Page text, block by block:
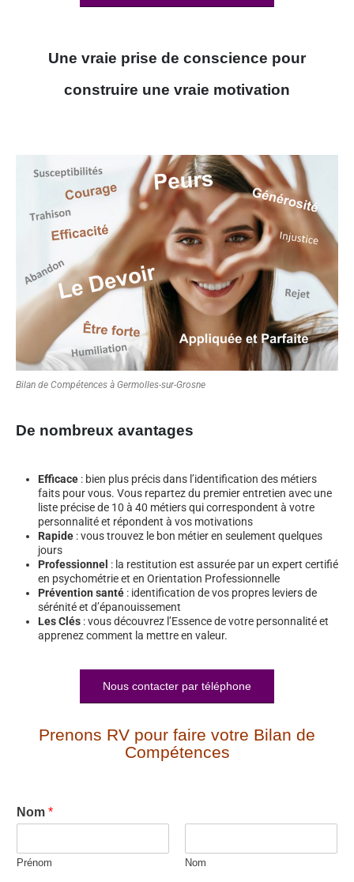
Une vraie prise de conscience pour
construire une vraie motivation
Bilan de Compétences à Germolles-sur-Grosne
De nombreux avantages
Efficace : bien plus précis dans l’identification des métiers
faits pour vous. Vous repartez du premier entretien avec une
liste précise de 10 à 40 métiers qui correspondent à votre
personnalité et répondent à vos motivations
Rapide : vous trouvez le bon métier en seulement quelques
jours
Professionnel : la restitution est assurée par un expert certifié
en psychométrie et en Orientation Professionnelle
Prévention santé : identification de vos propres leviers de
sérénité et d’épanouissement
Les Clés : vous découvrez l’Essence de votre personnalité et
apprenez comment la mettre en valeur.
Nous contacter par téléphone
Prenons RV pour faire votre Bilan de
Compétences
Nom *
Prénom Nom